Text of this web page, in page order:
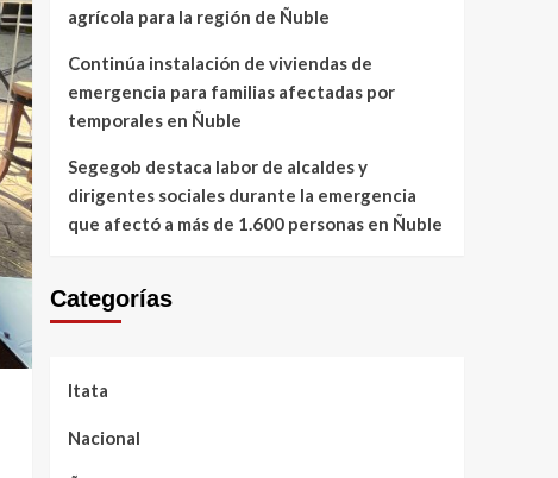
agrícola para la región de Ñuble
Continúa instalación de viviendas de
emergencia para familias afectadas por
temporales en Ñuble
Segegob destaca labor de alcaldes y
dirigentes sociales durante la emergencia
que afectó a más de 1.600 personas en Ñuble
Categorías
Itata
Nacional